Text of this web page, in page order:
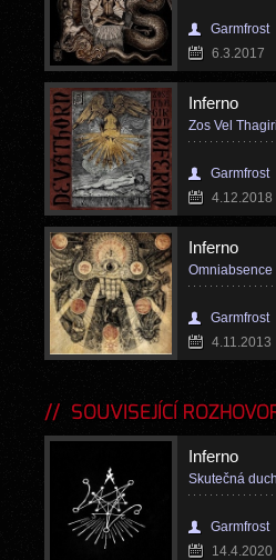
Garmfrost
6.3.2017
Inferno
Zos Vel
Garmfrost
4.12.2018
Inferno
Garmfrost
4.11.2013
SOUVISEJÍCÍ
Inferno
Garmfrost
14.4.2020